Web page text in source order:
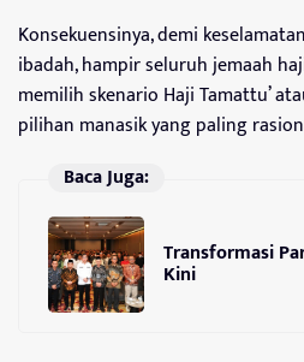
Konsekuensinya, demi
ibadah, hampir seluruh jemaah
memilih skenario Haji Tamattu’
pilihan manasik yang paling
Baca Juga:
Transformasi
Kini